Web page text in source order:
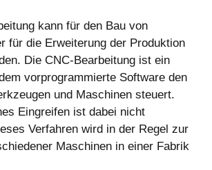
kann für den Bau von
für die Erweiterung der Produktion
Die CNC-Bearbeitung ist ein
vorprogrammierte Software den
und Maschinen steuert.
Eingreifen ist dabei nicht
Verfahren wird in der Regel zur
Maschinen in einer Fabrik